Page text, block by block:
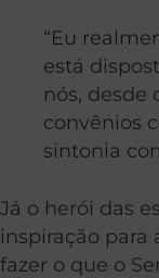
“Eu
está
nós, desde
convênios
sintonia
Já o herói das
inspiração para
fazer o que o